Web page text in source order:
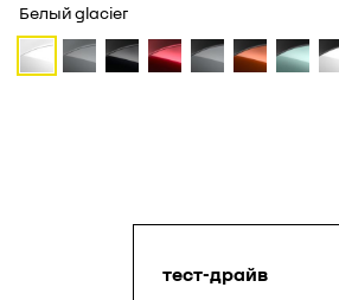
Белый glacier
тест-драйв